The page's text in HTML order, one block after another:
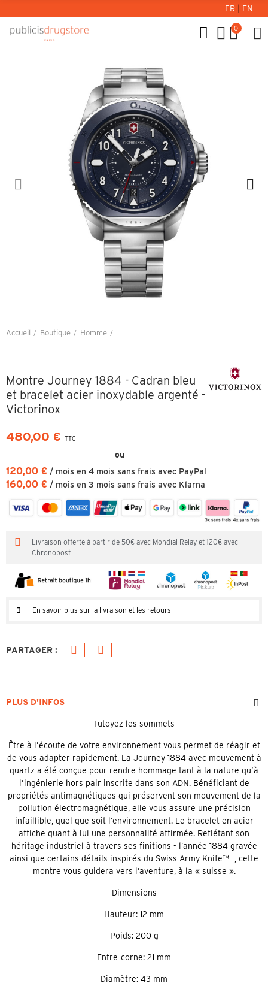
FR EN
0
Accueil Boutique
Homme
Montre Journey 1884 - Cadran bleu
et bracelet acier inoxydable argenté -
Victorinox
480,00 € TTC
ou
120,00 € / mois en 4 mois sans frais avec PayPal
160,00 € / mois en 3 mois sans frais avec Klarna
Livraison offerte à partir de 50€ avec Mondial Relay et 120€ avec
Chronopost
En savoir plus sur la livraison et les retours
PLUS D'INFOS
Tutoyez les sommets
Être à l’écoute de votre environnement vous permet de réagir et
de vous adapter rapidement. La Journey 1884 avec mouvement à
quartz a été conçue pour rendre hommage tant à la nature qu’à
l’ingénierie hors pair inscrite dans son ADN. Bénéficiant de
propriétés antimagnétiques qui préservent son mouvement de la
pollution électromagnétique, elle vous assure une précision
infaillible, quel que soit l’environnement. Le bracelet en acier
affiche quant à lui une personnalité affirmée. Reflétant son
héritage industriel à travers ses finitions - l’année 1884 gravée
ainsi que certains détails inspirés du Swiss Army Knife™ -, cette
montre vous guidera vers l’aventure, à la « suisse ».
Dimensions
Hauteur: 12 mm
Poids: 200 g
Entre-corne: 21 mm
Diamètre: 43 mm